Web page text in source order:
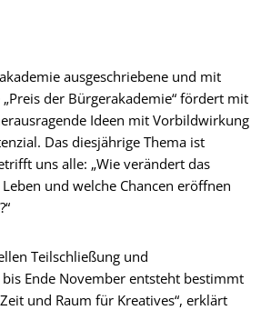
ausgeschriebene und mit
der Bürgerakademie“ fördert mit
Ideen mit Vorbildwirkung
Das diesjährige Thema ist
uns alle: „Wie verändert das
und welche Chancen eröffnen
Teilschließung und
Ende November entsteht bestimmt
und Raum für Kreatives“, erklärt